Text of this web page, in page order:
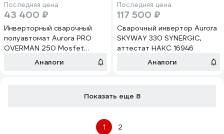
Последняя цена
43 400 ₽
Инверторный сварочный
полуавтомат Aurora PRO
OVERMAN 250 Mosfet
Аналоги
Последняя цена
117 500 ₽
Сварочный инвертор Aurora
SKYWAY 330 SYNERGIC,
аттестат НАКС 16946
Аналоги
Показать еще 8
1 2